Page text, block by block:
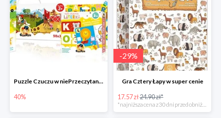
Puzzle Czuczu w niePrzeczytane.pl do -40%
40%
-29%
Gra Cztery Łapy w super cenie
17.57 zł24.90 zł*